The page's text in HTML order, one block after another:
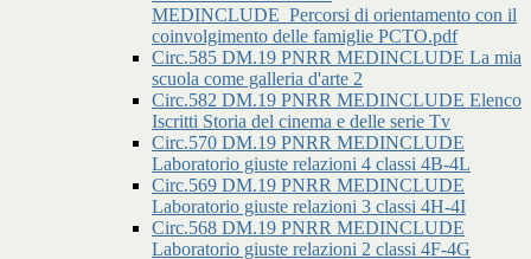
MEDINCLUDE_Percorsi di orientamento con il
coinvolgimento delle famiglie PCTO.pdf
Circ.585 DM.19 PNRR MEDINCLUDE La mia
scuola come galleria d'arte 2
Circ.582 DM.19 PNRR MEDINCLUDE Elenco
Iscritti Storia del cinema e delle serie Tv
Circ.570 DM.19 PNRR MEDINCLUDE
Laboratorio giuste relazioni 4 classi 4B-4L
Circ.569 DM.19 PNRR MEDINCLUDE
Laboratorio giuste relazioni 3 classi 4H-4I
Circ.568 DM.19 PNRR MEDINCLUDE
Laboratorio giuste relazioni 2 classi 4F-4G